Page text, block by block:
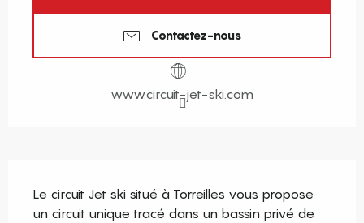
Contactez-nous
www.circuit-jet-ski.com
Le circuit Jet ski situé à Torreilles vous propose
un circuit unique tracé dans un bassin privé de